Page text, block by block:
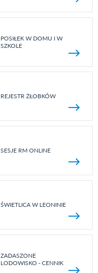
POSIŁEK W DOMU I W
SZKOLE
REJESTR ŻŁOBKÓW
SESJE RM ONLINE
ŚWIETLICA W LEONINIE
ZADASZONE
LODOWISKO - CENNIK